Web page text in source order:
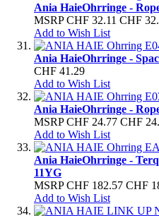
Ania HaieOhrringe -
MSRP CHF 32.11 CHF
Add to Wish List
Ania HaieOhrringe -
CHF 41.29
Add to Wish List
Ania HaieOhrringe -
MSRP CHF 24.77 CHF
Add to Wish List
Ania HaieOhrringe -
11YG
MSRP CHF 182.57 CHF
Add to Wish List